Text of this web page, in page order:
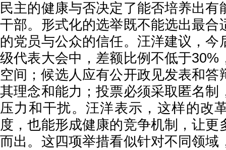
民主的健康与否决定了能否培养出有
干部。形式化的选举既不能选出最合
的党员与公众的信任。汪洋建议，今
级代表大会中，差额比例不低于30%
空间；候选人应有公开政见发表和答
其理念和能力；投票必须采取匿名制
压力和干扰。汪洋表示，这样的改
度，也能形成健康的竞争机制，让更
而出。这四项举措看似针对不同领域